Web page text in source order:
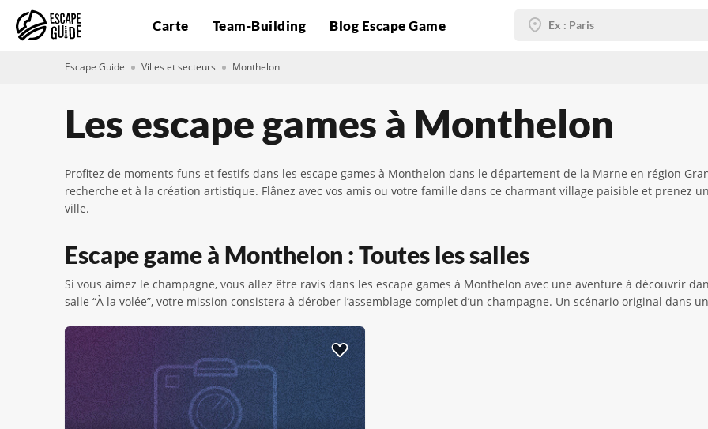
Carte Team-Building Blog Escape Game
Escape Guide Villes et secteurs Monthelon
Les escape games à Monthelon
Profitez de moments funs et festifs dans les escape games à Monthelon dans le département de la Marne en région
recherche et à la création artistique. Flânez avec vos amis ou votre famille dans ce charmant village paisible et prenez
ville.
Escape game à Monthelon : Toutes les salles
Si vous aimez le champagne, vous allez être ravis dans les escape games à Monthelon avec une aventure à découvrir
salle “À la volée”, votre mission consistera à dérober l’assemblage complet d’un champagne. Un scénario original dans